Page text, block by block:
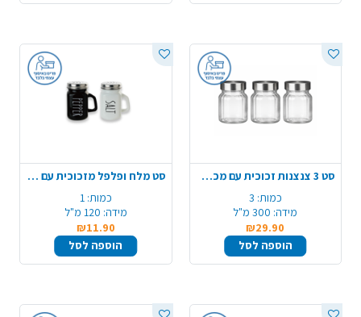
סט 3 צנצנות זכוכית עם מכסה נירוסטה
כמות: 3
מידה: 300 מ"ל
₪29.90
הוספה לסל
סט מלח ופלפל מזכוכית עם ידיות
כמות: 1
מידה: 120 מ"ל
₪11.90
הוספה לסל